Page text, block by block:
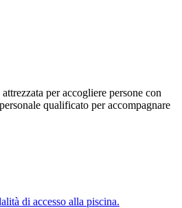
per accogliere persone con
qualificato per accompagnare
di accesso alla piscina.